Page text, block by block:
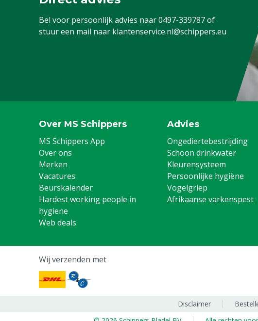
Bel voor persoonlijk advies naar0497-339787of
stuur een mail naar klantenservice.nl@schippers.eu
Over MS Schippers
MS Schippers App
Over ons
Merken
Vacatures
Beurskalender
Hardest working people in
hygiene
Web deals
Advies
Ongediertebestrijding
Schoon drinkwater
Kleurensysteem
Persoonlijke hygiëne
Vogelgriep
Afrikaanse varkenspest
Wij verzenden met
Disclaimer